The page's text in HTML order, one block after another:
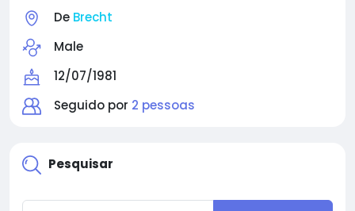
De Brecht
Male
12/07/1981
Seguido por 2 pessoas
Pesquisar